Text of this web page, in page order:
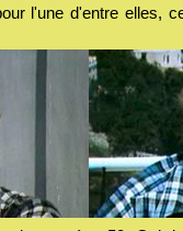
l'une d'entre elles,